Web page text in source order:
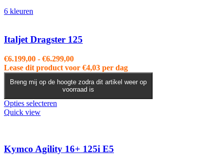
6 kleuren
Italjet Dragster 125
€6.199,00 - €6.299,00Prijsklasse:
€6.199,00
tot
€6.299,00
Lease dit product voor €4,03 per dag
Breng mij op de hoogte zodra dit artikel weer op
voorraad is
Opties selecteren
Deze
optie
Quick view
Kymco Agility 16+ 125i E5